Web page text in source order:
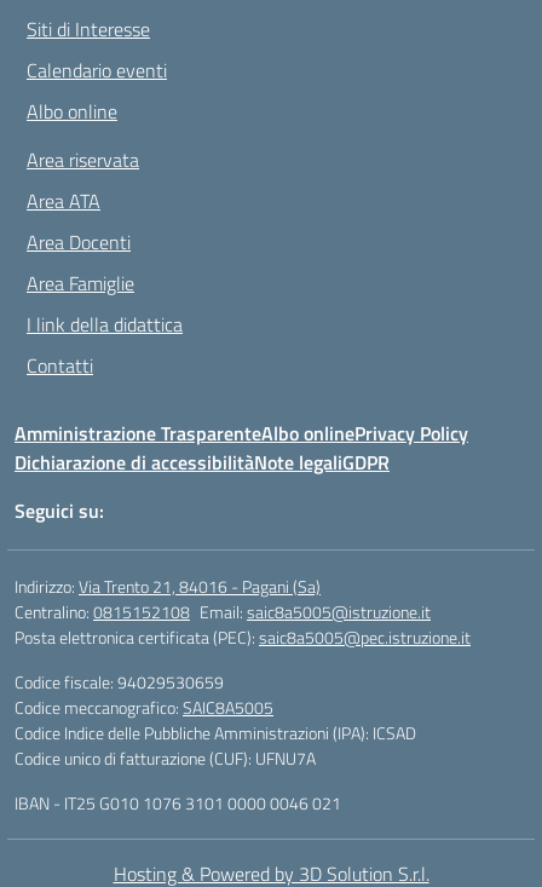
Siti di Interesse
Calendario eventi
Albo online
Area riservata
Area ATA
Area Docenti
Area Famiglie
I link della didattica
Contatti
Amministrazione TrasparenteAlbo onlinePrivacy Policy
Dichiarazione di accessibilitàNote legaliGDPR
Seguici su:
Indirizzo:Via Trento 21, 84016 - Pagani (Sa)
Centralino:0815152108 Email:saic8a5005@istruzione.it
Posta elettronica certificata (PEC):saic8a5005@pec.istruzione.it
Codice fiscale: 94029530659
Codice meccanografico:SAIC8A5005
Codice Indice delle Pubbliche Amministrazioni (IPA): ICSAD
Codice unico di fatturazione (CUF): UFNU7A
IBAN - IT25 G010 1076 3101 0000 0046 021
Hosting & Powered by 3D Solution S.r.l.